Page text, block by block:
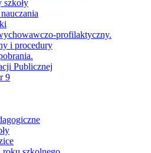
szkoły
profilaktyczny.
i procedury
Publicznej
9